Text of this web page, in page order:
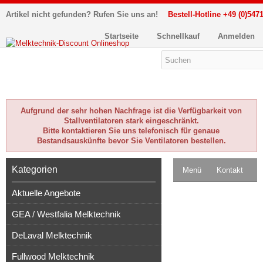
Artikel nicht gefunden? Rufen Sie uns an! Bestell-Hotline +49
Anmelden
Schnellkauf
Startseite
Aufgrund der sehr hohen Nachfrage ist die Verfügbarkeit von
Stallventilatoren stark eingeschränkt.
Bitte kontaktieren Sie uns telefonisch für genaue
Bestandsauskünfte bevor Sie Ventilatoren bestellen.
Menü Kontakt
Kategorien
Aktuelle Angebote
GEA / Westfalia Melktechnik
DeLaval Melktechnik
Fullwood Melktechnik